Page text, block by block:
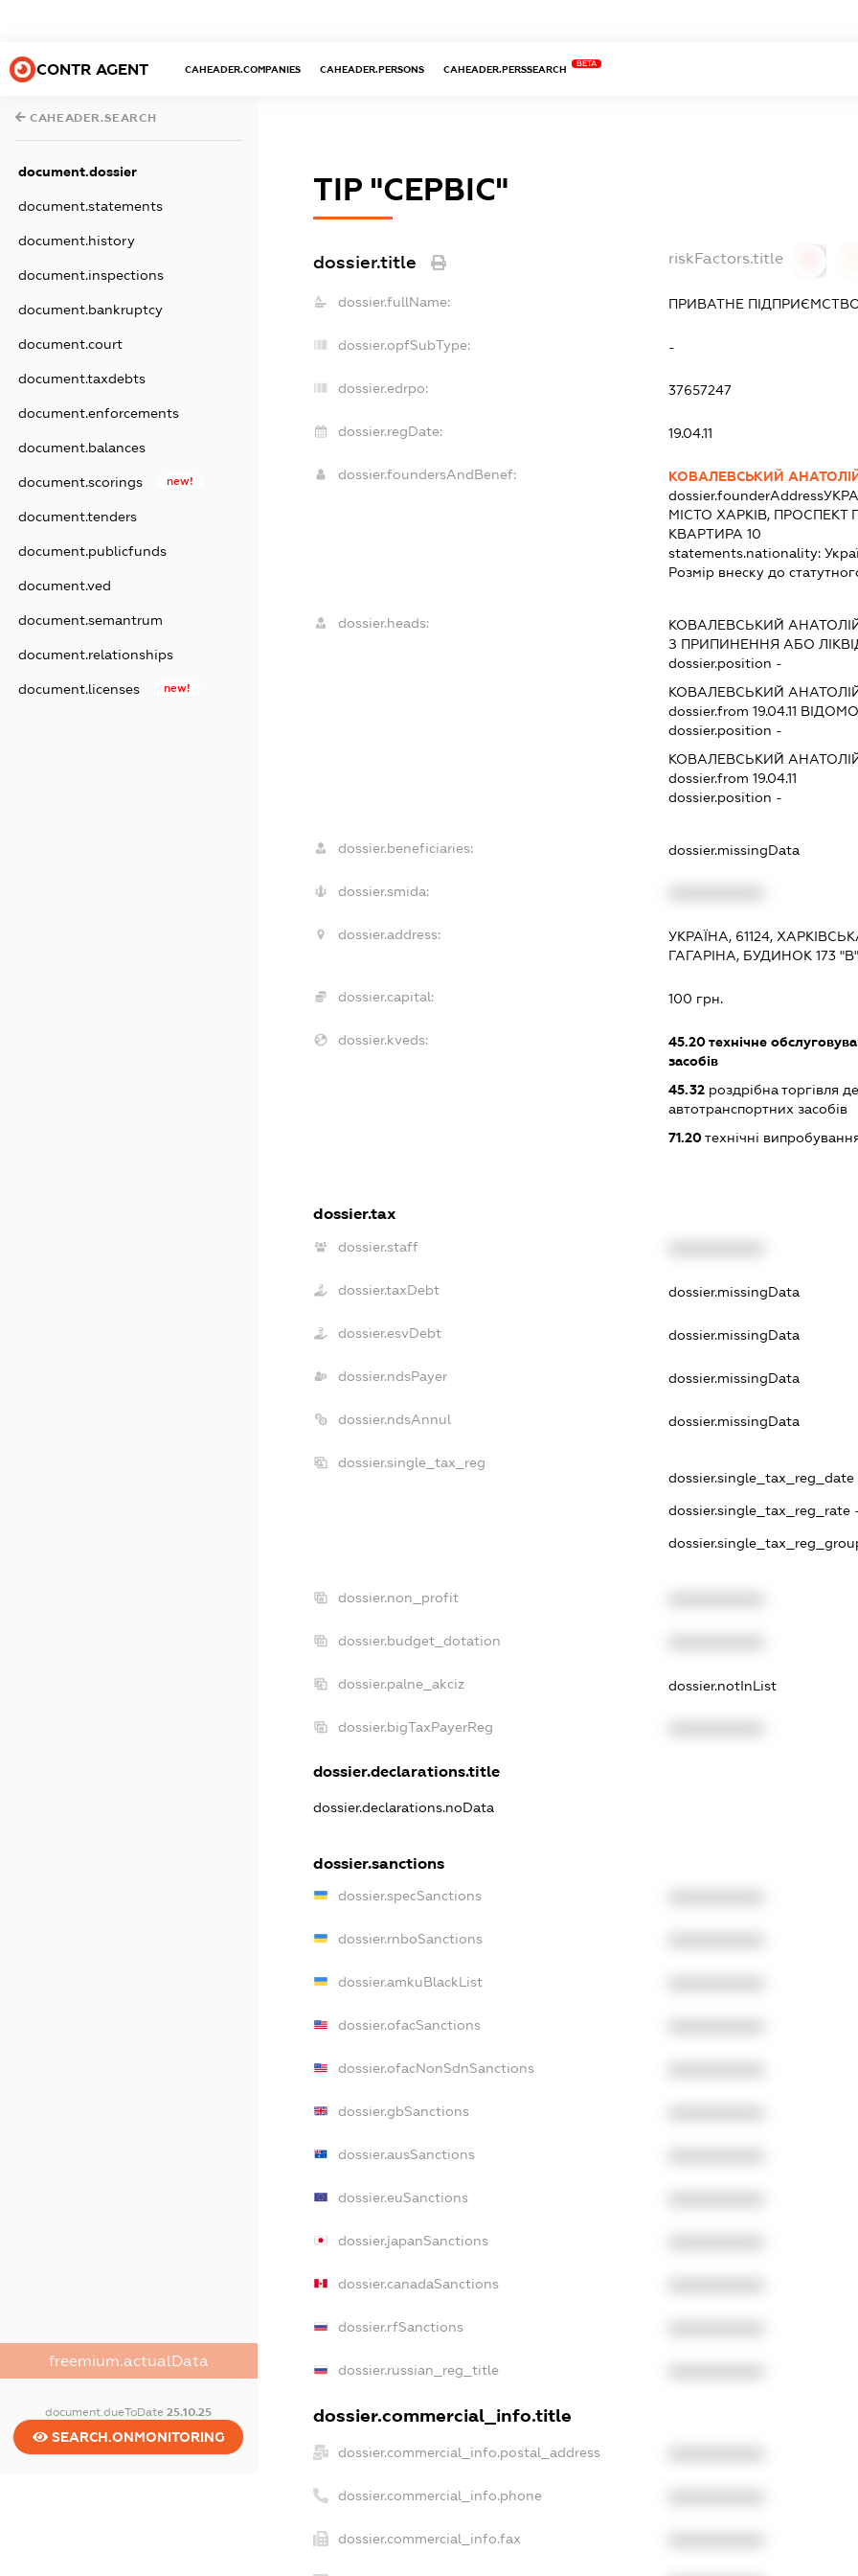
CONTR AGENT CAHEADER.COMPANIES CAHEADER.PERSONS CAHEADER.PERSSEARCH
BETA
CAHEADER.SEARCH
document.dossier
document.statements
document.history
document.inspections
document.bankruptcy
document.court
document.taxdebts
document.enforcements
document.balances
document.scorings new!
document.tenders
document.publicfunds
document.ved
document.semantrum
document.relationships
document.licenses new!
freemium.actualData
document.dueToDate25.10.25
SEARCH.ONMONITORING
ТІР "СЕРВІС"
dossier.title riskFactors.title
dossier.fullName: ПРИВАТНЕ ПІДПРИЄМСТВО
dossier.opfSubType: -
dossier.edrpo: 37657247
dossier.regDate: 19.04.11
dossier.foundersAndBenef:
КОВАЛЕВСЬКИЙ
dossier.founderAddress
МІСТО ХАРКІВ, ПРОСПЕКТ
КВАРТИРА 10
statements.nationality:
Розмір внеску до
dossier.heads: КОВАЛЕВСЬКИЙ
З ПРИПИНЕННЯ АБО
dossier.position -
КОВАЛЕВСЬКИЙ
dossier.from 19.04.11
dossier.position -
КОВАЛЕВСЬКИЙ
dossier.from 19.04.11
dossier.position -
dossier.beneficiaries: dossier.missingData
dossier.smida:
dossier.address:
УКРАЇНА, 61124,
ГАГАРІНА, БУДИНОК 173
dossier.capital: 100 грн.
dossier.kveds: 45.20технічне
засобів
45.32 роздрібна торгівля
автотранспортних засобів
71.20технічні
dossier.tax
dossier.staff
dossier.taxDebt dossier.missingData
dossier.esvDebt dossier.missingData
dossier.ndsPayer dossier.missingData
dossier.ndsAnnul dossier.missingData
dossier.single_tax_reg
dossier.single_tax_reg_date -
dossier.single_tax_reg_rate
dossier.non_profit
dossier.budget_dotation
dossier.palne_akciz dossier.notInList
dossier.bigTaxPayerReg
dossier.declarations.title
dossier.declarations.noData
dossier.sanctions
dossier.specSanctions
dossier.rnboSanctions
dossier.amkuBlackList
dossier.ofacSanctions
dossier.ofacNonSdnSanctions
dossier.gbSanctions
dossier.ausSanctions
dossier.euSanctions
dossier.japanSanctions
dossier.canadaSanctions
dossier.rfSanctions
dossier.russian_reg_title
dossier.commercial_info.title
dossier.commercial_info.postal_address
dossier.commercial_info.phone
dossier.commercial_info.fax